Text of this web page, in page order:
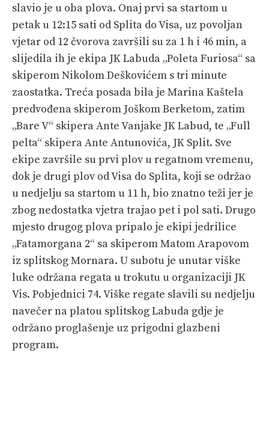
slavio je u oba plova. Onaj prvi sa startom u
petak u 12:15 sati od Splita do Visa, uz povoljan
vjetar od 12 čvorova završili su za 1 h i 46 min, a
slijedila ih je ekipa JK Labuda „Poleta Furiosa“ sa
skiperom Nikolom Deškovićem s tri minute
zaostatka. Treća posada bila je Marina Kaštela
predvođena skiperom Joškom Berketom, zatim
„Bare V“ skipera Ante Vanjake JK Labud, te „Full
pelta“ skipera Ante Antunovića, JK Split. Sve
ekipe završile su prvi plov u regatnom vremenu,
dok je drugi plov od Visa do Splita, koji se održao
u nedjelju sa startom u 11 h, bio znatno teži jer je
zbog nedostatka vjetra trajao pet i pol sati. Drugo
mjesto drugog plova pripalo je ekipi jedrilice
„Fatamorgana 2“ sa skiperom Matom Arapovom
iz splitskog Mornara. U subotu je unutar viške
luke održana regata u trokutu u organizaciji JK
Vis. Pobjednici 74. Viške regate slavili su nedjelju
navečer na platou splitskog Labuda gdje je
održano proglašenje uz prigodni glazbeni
program.